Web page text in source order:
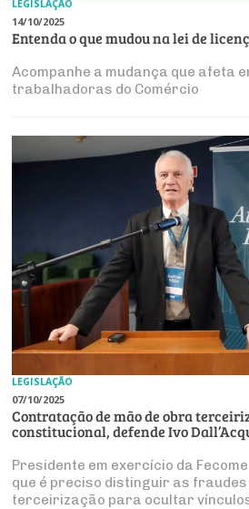
LEGISLAÇÃO
14/10/2025
Entenda o que mudou na lei de
Acompanhe a mudança que afeta
trabalhadoras do Comércio
LEGISLAÇÃO
07/10/2025
Contratação de mão de obra
constitucional, defende Ivo
Presidente em exercício da
que é preciso distinguir as fraudes
terceirização para ocultar vínculos